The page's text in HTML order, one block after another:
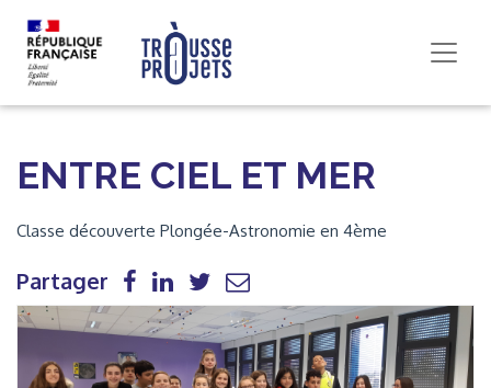
ENTRE CIEL ET MER
Classe découverte Plongée-Astronomie en 4ème
Partager